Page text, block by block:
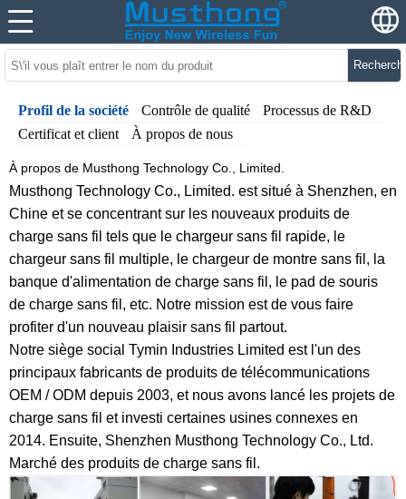
Profil de la société Contrôle de qualité
Processus de R&D
Certificat et client
À propos de nous
À propos de Musthong Technology Co., Limited
Musthong Technology Co., Limited. est situé à Shenzhen, en
Chine et se concentrant sur les nouveaux produits de
charge sans fil tels que le chargeur sans fil rapide, le
chargeur sans fil multiple, le chargeur de montre sans fil, la
banque d'alimentation de charge sans fil, le pad de souris
de charge sans fil, etc. Notre mission est de vous faire
profiter d'un nouveau plaisir sans fil partout.
Notre siège social Tymin Industries Limited est l'un des
principaux fabricants de produits de télécommunications
OEM / ODM depuis 2003, et nous avons lancé les projets de
charge sans fil et investi certaines usines connexes en
2014. Ensuite, Shenzhen Musthong Technology Co., Ltd.
Marché des produits de charge sans fil.